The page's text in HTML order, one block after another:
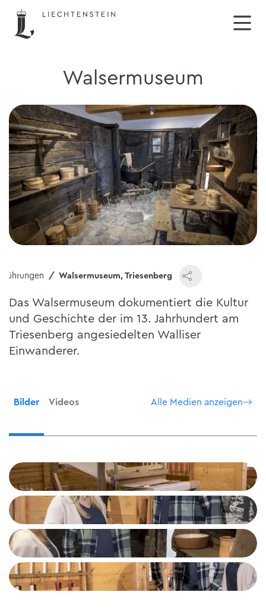
Walsermuseum
Führungen Walsermuseum, Triesenberg
Das Walsermuseum dokumentiert die Kultur
und Geschichte der im 13. Jahrhundert am
Triesenberg angesiedelten Walliser
Einwanderer.
Bilder Videos Alle Medien anzeigen